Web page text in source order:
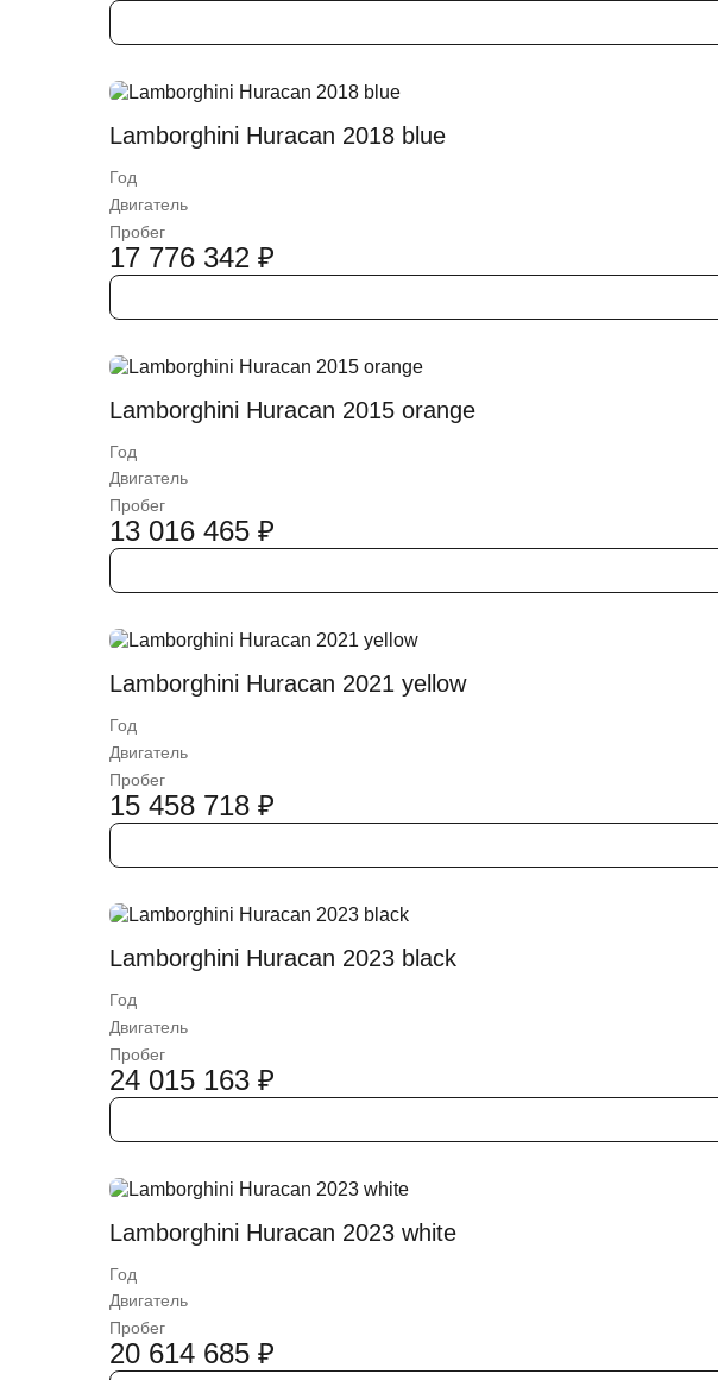
Lamborghini Huracan 2018 blue
Год
Двигатель
Пробег
17 776 342 ₽
Lamborghini Huracan 2015 orange
Год
Двигатель
Пробег
13 016 465 ₽
Lamborghini Huracan 2021 yellow
Год
Двигатель
Пробег
15 458 718 ₽
Lamborghini Huracan 2023 black
Год
Двигатель
Пробег
24 015 163 ₽
Lamborghini Huracan 2023 white
Год
Двигатель
Пробег
20 614 685 ₽